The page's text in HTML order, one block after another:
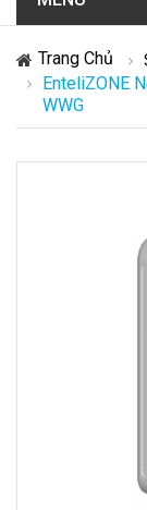
Trang Chủ
EnteliZONE
WWG